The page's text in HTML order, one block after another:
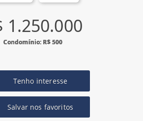
1.250.000
Condomínio: R$ 500
Tenho interesse
Salvar nos favoritos